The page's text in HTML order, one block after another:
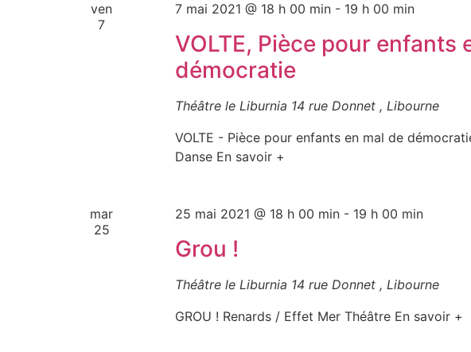
ven
7
7 mai 2021 @ 18 h 00 min- 19 h 00 min
VOLTE, Pièce pour enfants
démocratie
Théâtre le Liburnia 14 rue Donnet , Libourne
VOLTE - Pièce pour enfants en mal de
Danse En savoir +
mar
25
25 mai 2021 @ 18 h 00 min- 19 h 00 min
Grou !
Théâtre le Liburnia 14 rue Donnet , Libourne
GROU ! Renards / Effet Mer Théâtre En savoir +